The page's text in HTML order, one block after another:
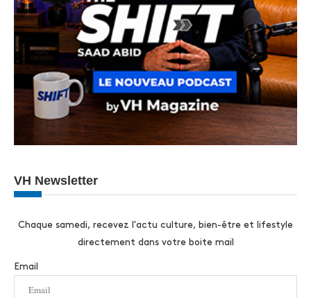
VH Newsletter
Chaque samedi, recevez l'actu culture, bien-être et lifestyle
directement dans votre boite mail
Email